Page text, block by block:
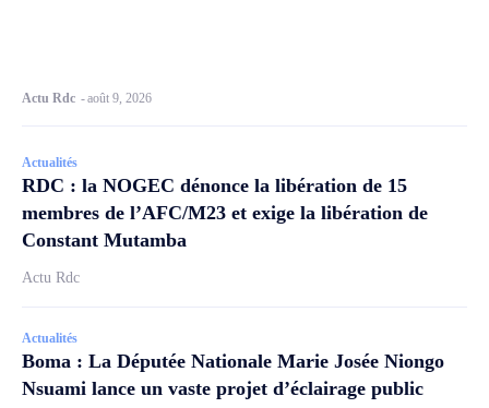
Actu Rdc -août 9, 2026
Actualités
RDC : la NOGEC dénonce la libération de 15
membres de l’AFC/M23 et exige la libération de
Constant Mutamba
Actu Rdc
Actualités
Boma : La Députée Nationale Marie Josée Niongo
Nsuami lance un vaste projet d’éclairage public